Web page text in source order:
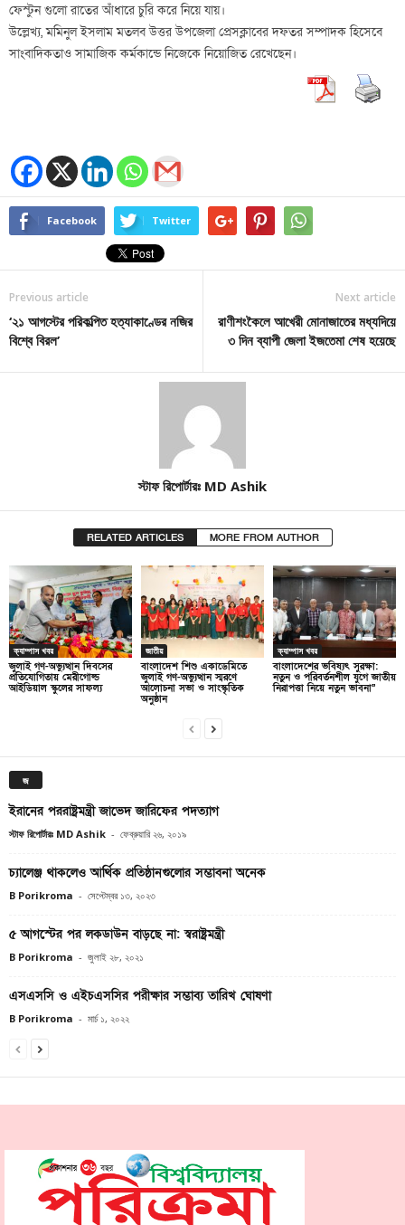
ফেস্টুন গুলো রাতের আঁধারে চুরি করে নিয়ে যায়।
উল্লেখ্য, মমিনুল ইসলাম মতলব উত্তর উপজেলা প্রেসক্লাবের দফতর সম্পাদক হিসেবে
সাংবাদিকতাও সামাজিক কর্মকান্ডে নিজেকে নিয়োজিত রেখেছেন।
Facebook Twitter
Previous article
‘২১ আগস্টের পরিকল্পিত হত্যাকাণ্ডের নজির
বিশ্বে বিরল’
Next article
রাণীশংকৈলে আখেরী মোনাজাতের মধ্যদিয়ে
৩ দিন ব্যাপী জেলা ইজতেমা শেষ হয়েছে
স্টাফ রিপোর্টারঃ MD Ashik
RELATED ARTICLES MORE FROM AUTHOR
ক্যাম্পাস খবর
জুলাই গণ-অভ্যুত্থান দিবসের
প্রতিযোগিতায় মেরীগোল্ড
আইডিয়াল স্কুলের সাফল্য
জাতীয়
বাংলাদেশ শিশু একাডেমিতে
জুলাই গণ-অভ্যুত্থান স্মরণে
আলোচনা সভা ও সাংস্কৃতিক
অনুষ্ঠান
ক্যাম্পাস খবর
বাংলাদেশের ভবিষ্যৎ সুরক্ষা:
নতুন ও পরিবর্তনশীল যুগে জাতীয়
নিরাপত্তা নিয়ে নতুন ভাবনা”
জ
ইরানের পররাষ্ট্রমন্ত্রী জাভেদ জারিফের পদত্যাগ
স্টাফ রিপোর্টারঃ MD Ashik - ফেব্রুয়ারি ২৬, ২০১৯
চ্যালেঞ্জ থাকলেও আর্থিক প্রতিষ্ঠানগুলোর সম্ভাবনা অনেক
B Porikroma - সেপ্টেম্বর ১৩, ২০২৩
৫ আগস্টের পর লকডাউন বাড়ছে না: স্বরাষ্ট্রমন্ত্রী
B Porikroma - জুলাই ২৮, ২০২১
এসএসসি ও এইচএসসির পরীক্ষার সম্ভাব্য তারিখ ঘোষণা
B Porikroma - মার্চ ১, ২০২২